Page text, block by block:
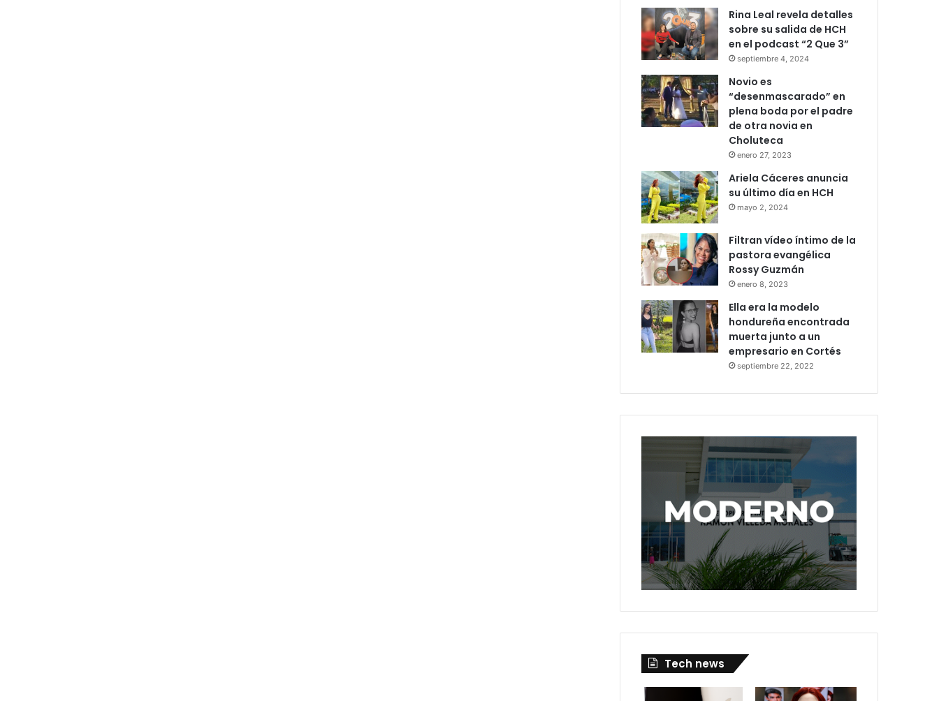
Rina Leal revela detalles
sobre su salida de HCH
en el podcast “2 Que 3”
septiembre 4, 2024
Novio es
“desenmascarado” en
plena boda por el padre
de otra novia en
Choluteca
enero 27, 2023
Ariela Cáceres anuncia
su último día en HCH
mayo 2, 2024
Filtran vídeo íntimo de la
pastora evangélica
Rossy Guzmán
enero 8, 2023
Ella era la modelo
hondureña encontrada
muerta junto a un
empresario en Cortés
septiembre 22, 2022
Tech news